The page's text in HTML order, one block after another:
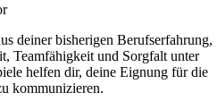
deiner bisherigen Berufserfahrung,
Teamfähigkeit und Sorgfalt unter
helfen dir, deine Eignung für die
kommunizieren.